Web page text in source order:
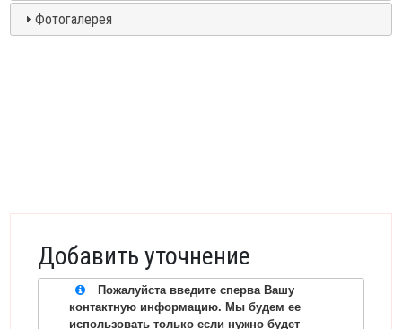
Фотогалерея
Добавить уточнение
Пожалуйста введите сперва Вашу
контактную информацию. Мы будем ее
использовать только если нужно будет